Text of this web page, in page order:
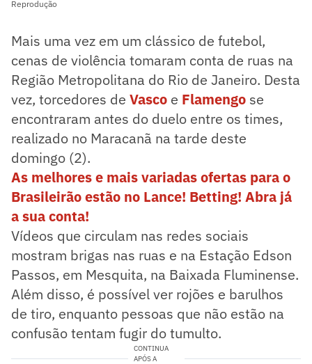
Reprodução
Mais uma vez em um clássico de futebol,
cenas de violência tomaram conta de ruas na
Região Metropolitana do Rio de Janeiro. Desta
vez, torcedores de Vasco e Flamengo se
encontraram antes do duelo entre os times,
realizado no Maracanã na tarde deste
domingo (2).
As melhores e mais variadas ofertas para o
Brasileirão estão no Lance! Betting! Abra já
a sua conta!
Vídeos que circulam nas redes sociais
mostram brigas nas ruas e na Estação Edson
Passos, em Mesquita, na Baixada Fluminense.
Além disso, é possível ver rojões e barulhos
de tiro, enquanto pessoas que não estão na
confusão tentam fugir do tumulto.
CONTINUA
APÓS A